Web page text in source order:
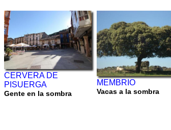
CERVERA DE
PISUERGA
Gente en la sombra
MEMBRIO
Vacas a la sombra